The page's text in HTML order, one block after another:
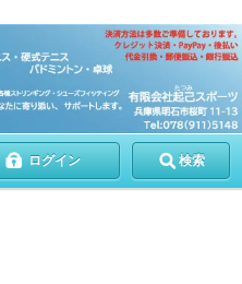
ログイン 検索